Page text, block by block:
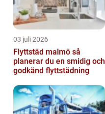
03 juli 2026
Flyttstäd malmö så
planerar du en smidig och
godkänd flyttstädning